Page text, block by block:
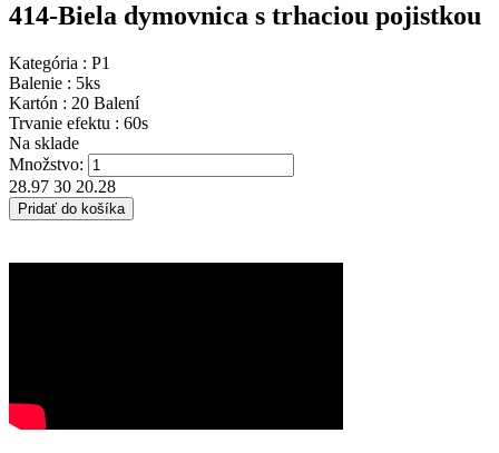
414-Biela dymovnica s trhaciou pojistkou
Kategória : P1
Balenie : 5ks
Kartón : 20 Balení
Trvanie efektu : 60s
Na sklade
Množstvo:
28.97 30 20.28
Pridať do košíka